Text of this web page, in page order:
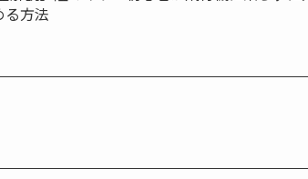
る方法